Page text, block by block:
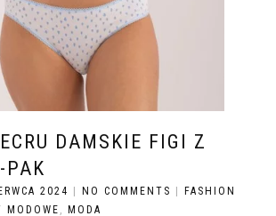
DAMSKIE FIGI Z
PAK
2024 | NO COMMENTS | FASHION
MODOWE
MODA